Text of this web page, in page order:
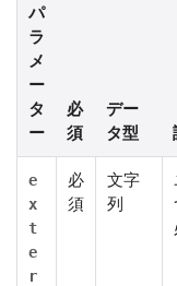
パ
ラ
メ
ー
タ
ー
必
須
デー
タ型
e
x
t
e
r
必
須
文字
列